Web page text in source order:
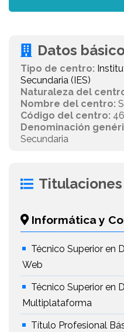
Datos
Tipo de centro:
Secundaria (IES)
Naturaleza del
Nombre del centro:
Código del centro:
Denominación
Secundaria
Informática y
Técnico Superior en
Web
Técnico Superior en
Multiplataforma
Título Profesional